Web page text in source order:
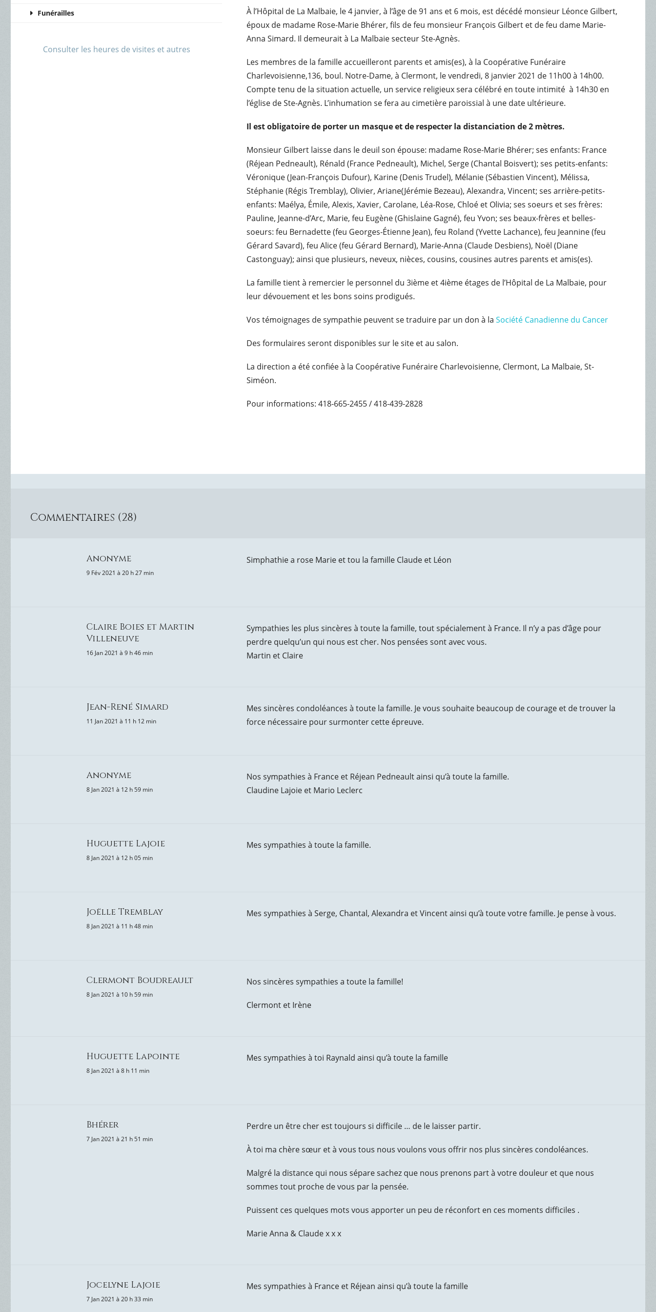
Funérailles
Consulter les heures de visites et autres
À l’Hôpital de La Malbaie, le 4 janvier, à l’âge de 91 ans et 6 mois, est décédé monsieur Léonce Gilbert,
époux de madame Rose-Marie Bhérer, fils de feu monsieur François Gilbert et de feu dame Marie-
Anna Simard. Il demeurait à La Malbaie secteur Ste-Agnès.
Les membres de la famille accueilleront parents et amis(es), à la Coopérative Funéraire
Charlevoisienne,136, boul. Notre-Dame, à Clermont, le vendredi, 8 janvier 2021 de 11h00 à 14h00.
Compte tenu de la situation actuelle, un service religieux sera célébré en toute intimité à 14h30 en
l’église de Ste-Agnès. L’inhumation se fera au cimetière paroissial à une date ultérieure.
Il est obligatoire de porter un masque et de respecter la distanciation de 2 mètres.
Monsieur Gilbert laisse dans le deuil son épouse: madame Rose-Marie Bhérer; ses enfants: France
(Réjean Pedneault), Rénald (France Pedneault), Michel, Serge (Chantal Boisvert); ses petits-enfants:
Véronique (Jean-François Dufour), Karine (Denis Trudel), Mélanie (Sébastien Vincent), MéIissa,
Stéphanie (Régis Tremblay), Olivier, Ariane(Jérémie Bezeau), Alexandra, Vincent; ses arrière-petits-
enfants: Maélya, Émile, Alexis, Xavier, Carolane, Léa-Rose, Chloé et Olivia; ses soeurs et ses frères:
Pauline, Jeanne-d’Arc, Marie, feu Eugène (Ghislaine Gagné), feu Yvon; ses beaux-frères et belles-
soeurs: feu Bernadette (feu Georges-Étienne Jean), feu Roland (Yvette Lachance), feu Jeannine (feu
Gérard Savard), feu Alice (feu Gérard Bernard), Marie-Anna (Claude Desbiens), Noël (Diane
Castonguay); ainsi que plusieurs, neveux, nièces, cousins, cousines autres parents et amis(es).
La famille tient à remercier le personnel du 3ième et 4ième étages de l’Hôpital de La Malbaie, pour
leur dévouement et les bons soins prodigués.
Vos témoignages de sympathie peuvent se traduire par un don à la Société Canadienne du Cancer
Des formulaires seront disponibles sur le site et au salon.
La direction a été confiée à la Coopérative Funéraire Charlevoisienne, Clermont, La Malbaie, St-
Siméon.
Pour informations: 418-665-2455 / 418-439-2828
Commentaires (28)
Anonyme
9 Fév 2021 à 20 h 27 min
Simphathie a rose Marie et tou la famille Claude et Léon
Claire Boies et Martin
Villeneuve
16 Jan 2021 à 9 h 46 min
Sympathies les plus sincères à toute la famille, tout spécialement à France. Il n’y a pas d’âge pour
perdre quelqu’un qui nous est cher. Nos pensées sont avec vous.
Martin et Claire
Jean-René Simard
11 Jan 2021 à 11 h 12 min
Mes sincères condoléances à toute la famille. Je vous souhaite beaucoup de courage et de trouver la
force nécessaire pour surmonter cette épreuve.
Anonyme
8 Jan 2021 à 12 h 59 min
Nos sympathies à France et Réjean Pedneault ainsi qu’à toute la famille.
Claudine Lajoie et Mario Leclerc
Huguette Lajoie
8 Jan 2021 à 12 h 05 min
Mes sympathies à toute la famille.
Joëlle Tremblay
8 Jan 2021 à 11 h 48 min
Mes sympathies à Serge, Chantal, Alexandra et Vincent ainsi qu’à toute votre famille. Je pense à vous.
Clermont Boudreault
8 Jan 2021 à 10 h 59 min
Nos sincères sympathies a toute la famille!
Clermont et Irène
Huguette Lapointe
8 Jan 2021 à 8 h 11 min
Mes sympathies à toi Raynald ainsi qu’à toute la famille
Bhérer
7 Jan 2021 à 21 h 51 min
Perdre un être cher est toujours si difficile … de le laisser partir.
À toi ma chère sœur et à vous tous nous voulons vous offrir nos plus sincères condoléances.
Malgré la distance qui nous sépare sachez que nous prenons part à votre douleur et que nous
sommes tout proche de vous par la pensée.
Puissent ces quelques mots vous apporter un peu de réconfort en ces moments difficiles .
Marie Anna & Claude x x x
Jocelyne Lajoie
7 Jan 2021 à 20 h 33 min
Mes sympathies à France et Réjean ainsi qu’à toute la famille